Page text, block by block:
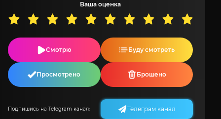
Ваша оценка
Смотрю Буду смотреть
Просмотрено Брошено
Подпишись на Telegram канал: Телеграм канал